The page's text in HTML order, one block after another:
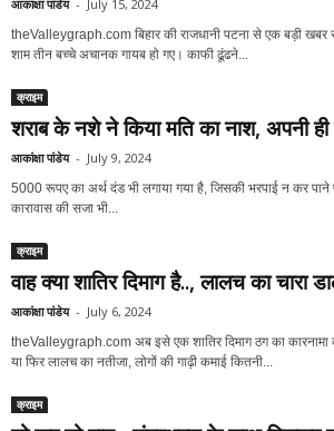
आकांक्षा पांडेय - July 15, 2024
theValleygraph.com बिहार की राजधानी पटना से एक बड़ी खबर
शाम तीन बच्चे अचानक गायब हो गए। काफी ढूंढने...
क्राइम
शराब के नशे ने किया मति का नाश, अपनी ही
आकांक्षा पांडेय - July 9, 2024
5000 रूपए का अर्थ दंड भी लगाया गया है, जिसकी भरपाई न कर
कारावास की सजा भी...
क्राइम
वाह क्या शातिर दिमाग है.., लालच का चारा
आकांक्षा पांडेय - July 6, 2024
theValleygraph.com अब इसे एक शातिर दिमाग ठग का कारनामा
या फिर लालच का नतीजा, लोगों की गाढ़ी कमाई कितनी...
क्राइम